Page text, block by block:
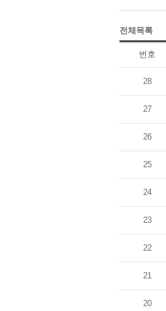
전체목록
번호
28
27
26
25
24
23
22
21
20